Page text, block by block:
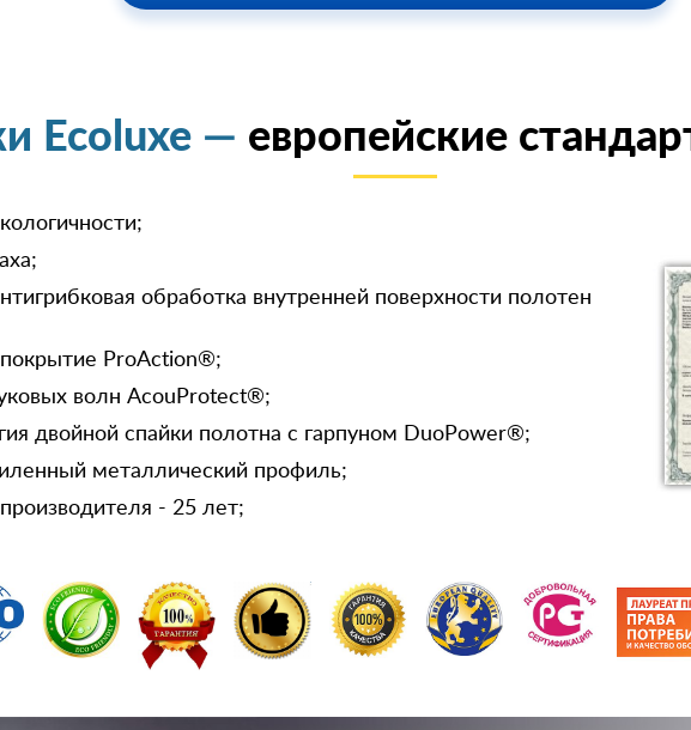
Ecoluxe — европейские
обработка внутренней поверхности полотен
ProAction®;
волн AcouProtect®;
двойной спайки полотна с гарпуном DuoPower®;
металлический профиль;
- 25 лет;